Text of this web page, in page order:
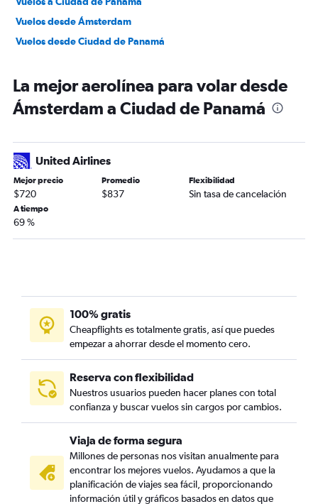
Vuelos desde Ámsterdam
Vuelos desde Ciudad de Panamá
La mejor aerolínea para volar desde
Ámsterdam a Ciudad de Panamá
United Airlines
Mejor precio
$720
Promedio
$837
Flexibilidad
Sin tasa de cancelación
A tiempo
69 %
100% gratis
Cheapflights es totalmente gratis, así que puedes
empezar a ahorrar desde el momento cero.
Reserva con flexibilidad
Nuestros usuarios pueden hacer planes con total
confianza y buscar vuelos sin cargos por cambios.
Viaja de forma segura
Millones de personas nos visitan anualmente para
encontrar los mejores vuelos. Ayudamos a que la
planificación de viajes sea fácil, proporcionando
información útil y gráficos basados en datos que